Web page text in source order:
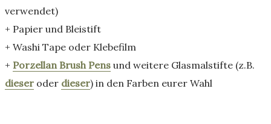
verwendet)
+ Papier und Bleistift
+ Washi Tape oder Klebefilm
+ Porzellan Brush Pens und weitere Glasmalstifte (z.B.
dieser oder dieser) in den Farben eurer Wahl